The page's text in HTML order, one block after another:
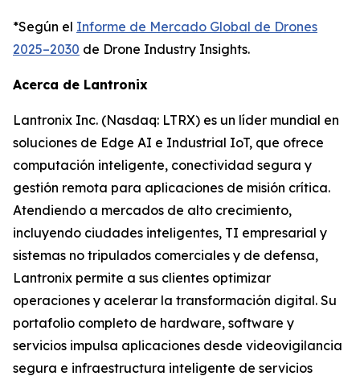
*Según el Informe de Mercado Global de Drones
2025–2030 de Drone Industry Insights.
Acerca de Lantronix
Lantronix Inc. (Nasdaq: LTRX) es un líder mundial en
soluciones de Edge AI e Industrial IoT, que ofrece
computación inteligente, conectividad segura y
gestión remota para aplicaciones de misión crítica.
Atendiendo a mercados de alto crecimiento,
incluyendo ciudades inteligentes, TI empresarial y
sistemas no tripulados comerciales y de defensa,
Lantronix permite a sus clientes optimizar
operaciones y acelerar la transformación digital. Su
portafolio completo de hardware, software y
servicios impulsa aplicaciones desde videovigilancia
segura e infraestructura inteligente de servicios